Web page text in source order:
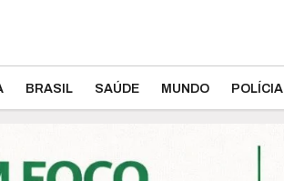
BRASIL SAÚDE MUNDO POLÍCIA